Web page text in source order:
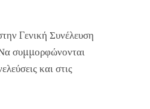
Γενική Συνέλευση
Να συμμορφώνονται
και στις